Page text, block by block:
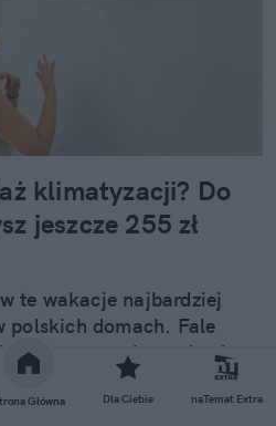
Główna Dla Ciebie naTemat Extra
klimatyzacji? Do
jeszcze 255 zł
te wakacje najbardziej
polskich domach. Fale
z nas w przekonaniu, że w
nie da. Jakie są
terminy oraz